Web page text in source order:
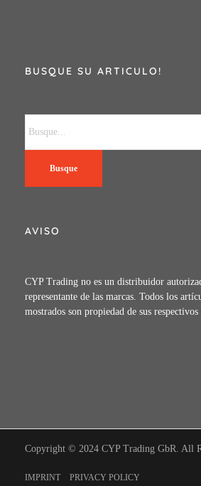
BUSQUE SU ARTICULO!
Busque
AVISO
CYP Trading no es un distribuidor
representante de las marcas. Todos los
mostrados son propiedad de sus respectivos
Copyright © 2024 CYP Trading GbR. All
IMPRINT PRIVACY POLICY